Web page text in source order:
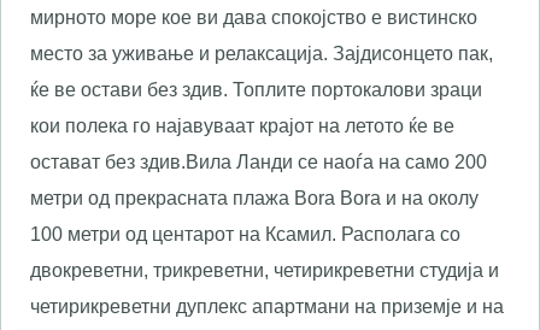
мирното море кое ви дава спокојство е вистинско
место за уживање и релаксација. Зајдисонцето пак,
ќе ве остави без здив. Топлите портокалови зраци
кои полека го најавуваат крајот на летото ќе ве
остават без здив.Вила Ланди се наоѓа на само 200
метри од прекрасната плажа Bora Bora и на околу
100 метри од центарот на Ксамил. Располага со
двокреветни, трикреветни, четирикреветни студија и
четирикреветни дуплекс апартмани на приземје и на